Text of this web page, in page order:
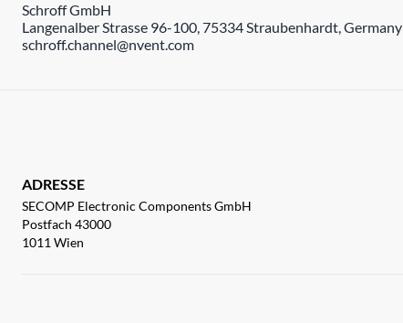
Schroff GmbH
Langenalber Strasse 96-100, 75334 Straubenhardt, Germany
schroff.channel@nvent.com
ADRESSE
SECOMP Electronic Components GmbH
Postfach 43000
1011 Wien